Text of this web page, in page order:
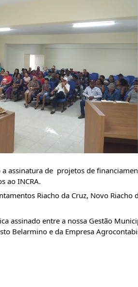
assinatura de  projetos de
ao INCRA.
Riacho da Cruz, Novo Riacho
assinado entre a nossa Gestão
Belarmino e da Empresa